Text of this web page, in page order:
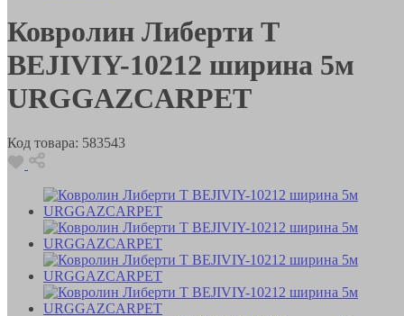
Ковролин Либерти T
BEJIVIY-10212 ширина 5м
URGGAZCARPET
Код товара: 583543